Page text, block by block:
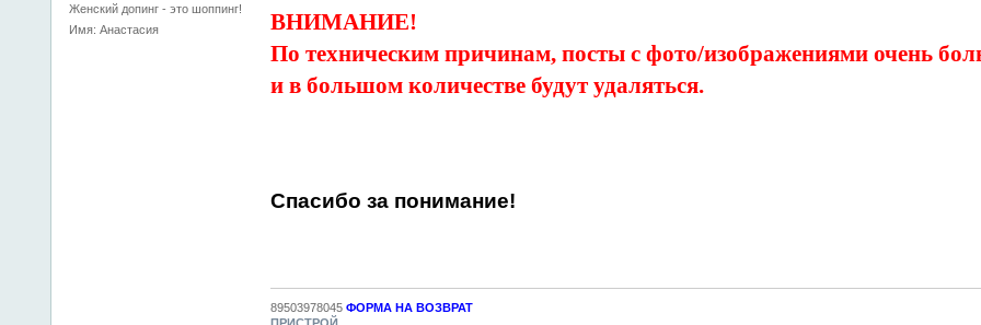
Женский допинг - это шоппинг!
Имя: Анастасия
ВНИМАНИЕ!
По техническим причинам, посты с фото/изображениями очень
и в большом количестве будут удаляться.
Спасибо за понимание!
89503978045 ФОРМА НА ВОЗВРАТ